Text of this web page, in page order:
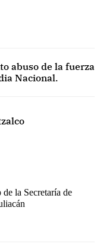
abuso de la fuerza
Nacional.
la Secretaría de